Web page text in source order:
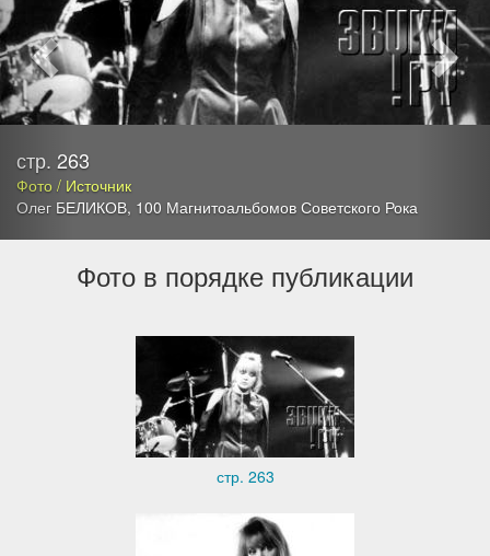
стр. 263
Фото / Источник
Олег БЕЛИКОВ, 100 Магнитоальбомов Советского Рока
Фото в порядке публикации
стр. 263